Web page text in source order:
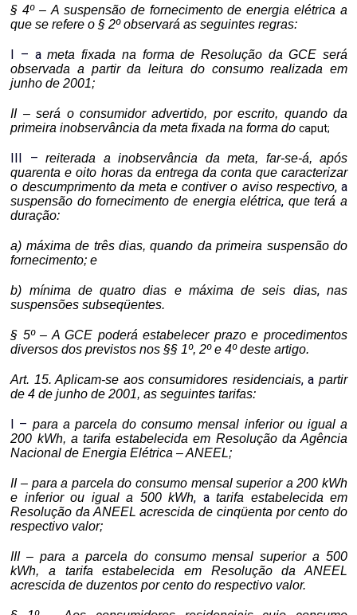
§ 4º – A suspensão de fornecimento de energia elétrica a
que se refere o § 2º observará as seguintes regras:
I – a meta fixada na forma de Resolução da GCE será
observada a partir da leitura do consumo realizada em
junho de 2001;
II – será o consumidor advertido, por escrito, quando da
primeira inobservância da meta fixada na forma docaput;
–reiterada a inobservância da meta, far-se-á, após
quarenta e oito horas da entrega da conta que caracterizar
o descumprimento da meta e contiver o aviso respectivo,a
suspensão do fornecimento de energia elétrica, que terá a
duração:
a) máxima de três dias, quando da primeira suspensão do
fornecimento; e
b) mínima de quatro dias e máxima de seis dias,nas
suspensões subseqüentes.
§ 5º – A GCE poderá estabelecer prazo e procedimentos
diversos dos previstos nos §§ 1º, 2º e 4º deste artigo.
Art. 15. Aplicam-se aos consumidores residenciais,a partir
de 4 de junho de 2001, as seguintes tarifas:
– para a parcela do consumo mensal inferior ou igual a
200 kWh, a tarifa estabelecida em Resolução da Agência
Nacional de Energia Elétrica – ANEEL;
II – para a parcela do consumo mensal superior a 200 kWh
e inferior ou igual a 500 kWh, a tarifa estabelecida em
Resolução da ANEEL acrescida de cinqüenta por cento do
respectivo valor;
III – para a parcela do consumo mensal superior a 500
kWh, a tarifa estabelecida em Resolução da ANEEL
acrescida de duzentos por cento do respectivo valor.